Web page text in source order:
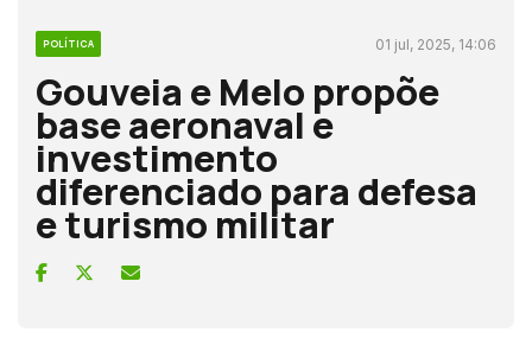
POLÍTICA 01 jul, 2025, 14:06
Gouveia e Melo propõe
base aeronaval e
investimento
diferenciado para defesa
e turismo militar